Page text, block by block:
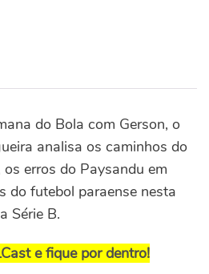
do Bola com Gerson, o
analisa os caminhos do
erros do Paysandu em
do futebol paraense nesta
Série B.
e fique por dentro!